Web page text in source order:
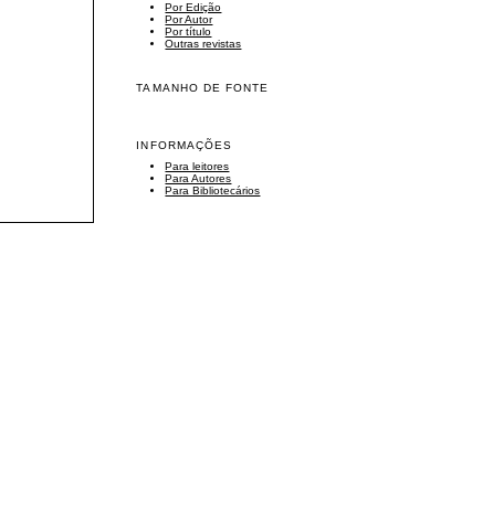
Por Edição
Por Autor
Por título
Outras revistas
TAMANHO DE FONTE
INFORMAÇÕES
Para leitores
Para Autores
Para Bibliotecários